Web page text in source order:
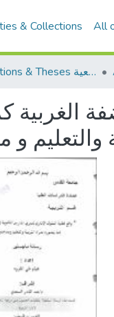
& Collections All
Dissertations & Theses الرسائل الجامعية
الغربية
والتعليم